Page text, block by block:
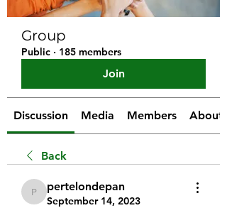
Group
Public · 185 members
Join
Discussion Media Members About
Back
pertelondepan
pertelondepan
September 14, 2023